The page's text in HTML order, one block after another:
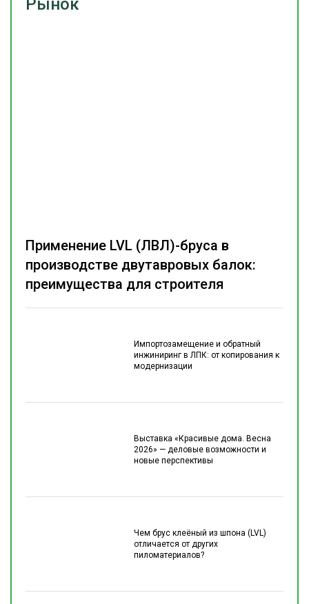
Рынок
Импортозамещение и обратный
инжиниринг в ЛПК: от копирования к
модернизации
Выставка «Красивые дома. Весна
2026» — деловые возможности и
новые перспективы
Чем брус клеёный из шпона (LVL)
отличается от других
пиломатериалов?
Применение LVL (ЛВЛ)-бруса в
производстве двутавровых балок:
преимущества для строителя